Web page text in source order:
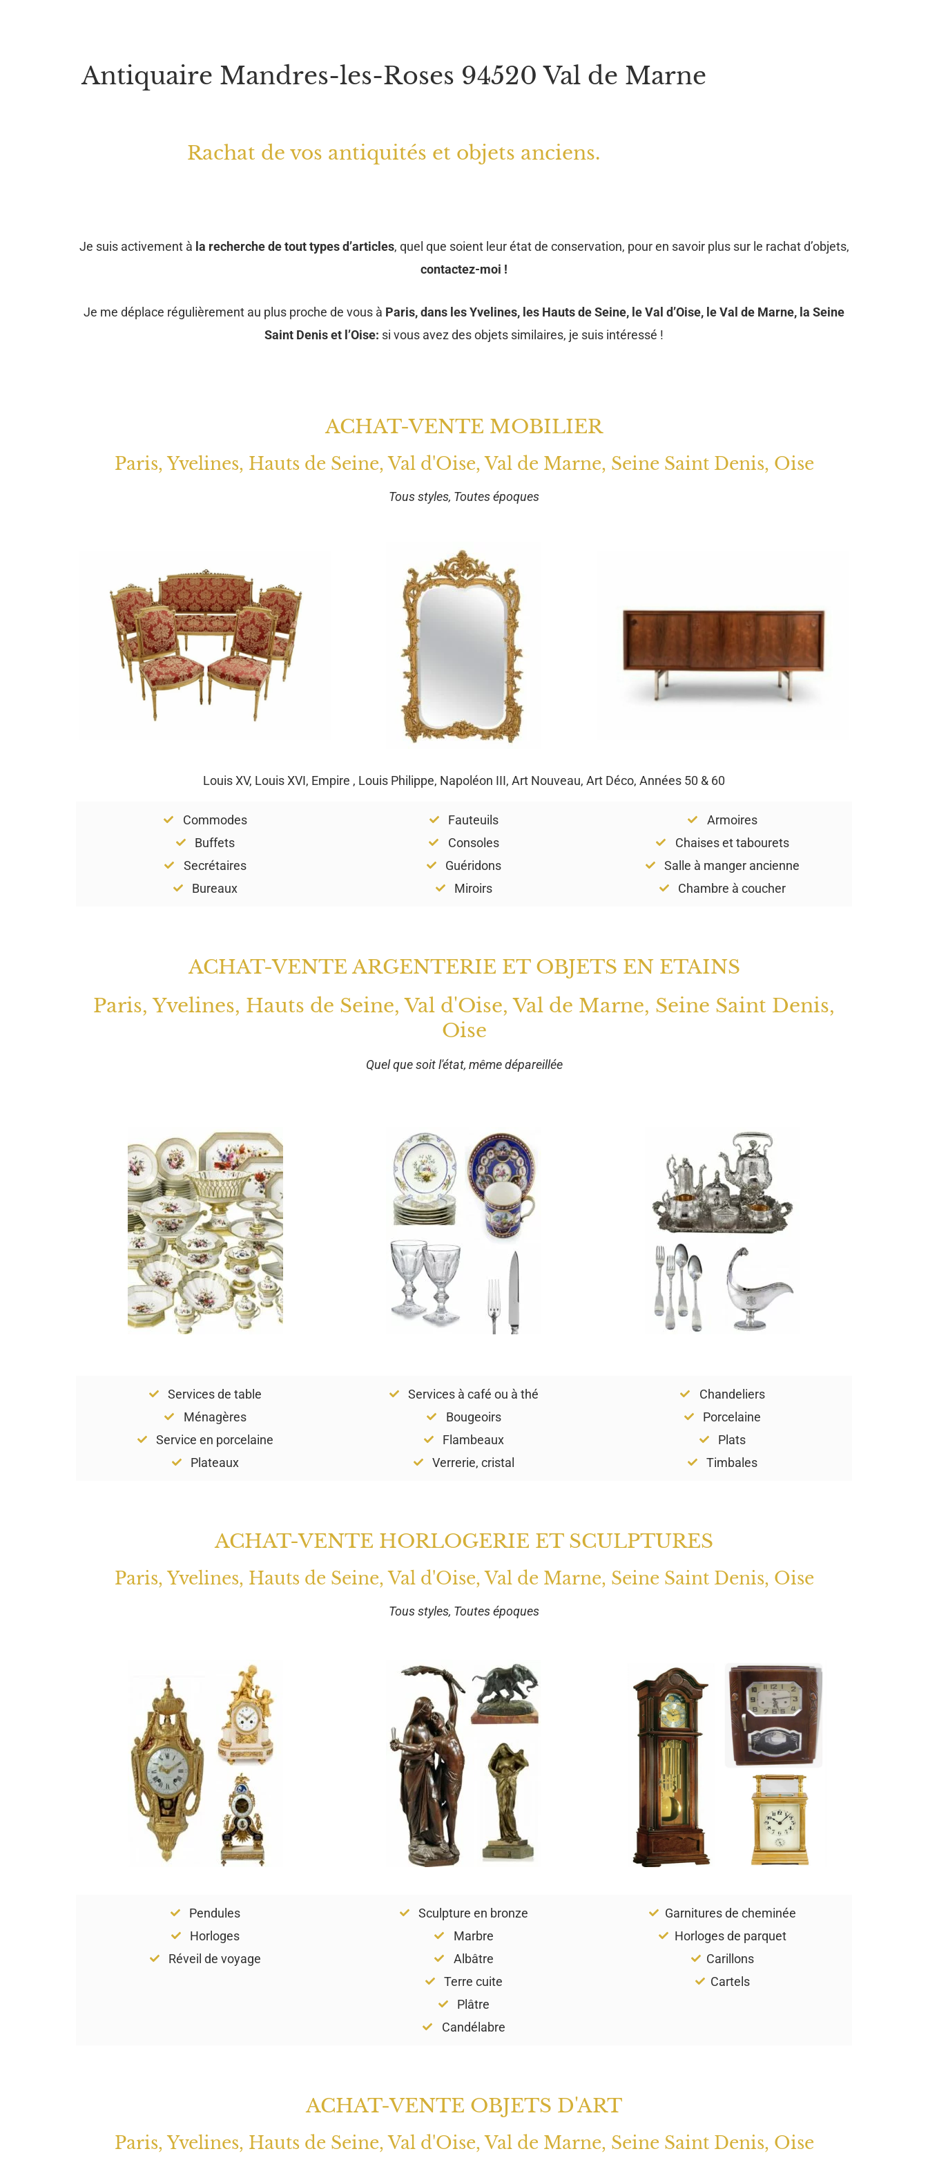
Antiquaire Mandres-les-Roses 94520 Val de Marne
Rachat de vos antiquités et objets anciens.
Je suis activement à la recherche de tout types d’articles, quel que soient leur état de conservation, pour en savoir plus sur le rachat d’objets,
contactez-moi !
Je me déplace régulièrement au plus proche de vous à Paris, dans les Yvelines, les Hauts de Seine, le Val d’Oise, le Val de Marne, la Seine
Saint Denis et l’Oise: si vous avez des objets similaires, je suis intéressé !
ACHAT-VENTE MOBILIER
Paris, Yvelines, Hauts de Seine, Val d'Oise, Val de Marne, Seine Saint Denis, Oise
Tous styles, Toutes époques
Louis XV, Louis XVI, Empire , Louis Philippe, Napoléon III, Art Nouveau, Art Déco, Années 50 & 60
Commodes
Buffets
Secrétaires
Bureaux
Fauteuils
Consoles
Guéridons
Miroirs
Armoires
Chaises et tabourets
Salle à manger ancienne
Chambre à coucher
ACHAT-VENTE ARGENTERIE ET OBJETS EN ETAINS
Paris, Yvelines, Hauts de Seine, Val d'Oise, Val de Marne, Seine Saint Denis,
Oise
Quel que soit l'état, même dépareillée
Services de table
Ménagères
Service en porcelaine
Plateaux
Services à café ou à thé
Bougeoirs
Flambeaux
Verrerie, cristal
Chandeliers
Porcelaine
Plats
Timbales
ACHAT-VENTE HORLOGERIE ET SCULPTURES
Paris, Yvelines, Hauts de Seine, Val d'Oise, Val de Marne, Seine Saint Denis, Oise
Tous styles, Toutes époques
Pendules
Horloges
Réveil de voyage
Sculpture en bronze
Marbre
Albâtre
Terre cuite
Plâtre
Candélabre
Garnitures de cheminée
Horloges de parquet
Carillons
Cartels
ACHAT-VENTE OBJETS D'ART
Paris, Yvelines, Hauts de Seine, Val d'Oise, Val de Marne, Seine Saint Denis, Oise